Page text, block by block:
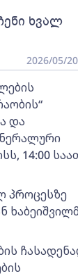
ხვალ
2026/05/
და
14:00
პროცესზე